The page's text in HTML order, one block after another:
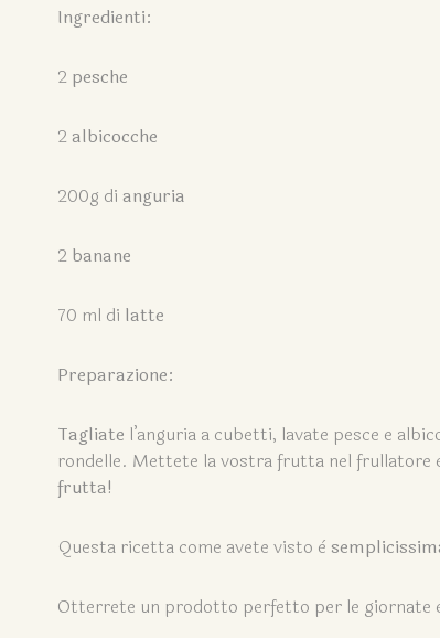
Ingredienti:
2 pesche
2 albicocche
200g di anguria
2 banane
70 ml di latte
Preparazione:
Tagliate l’anguria a cubetti, lavate pesce e
rondelle. Mettete la vostra frutta nel frullatore
frutta!
Questa ricetta come avete visto è
Otterrete un prodotto perfetto per le giornate